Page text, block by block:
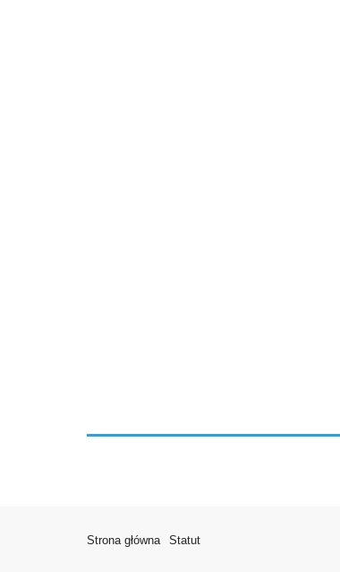
Strona główna Statut